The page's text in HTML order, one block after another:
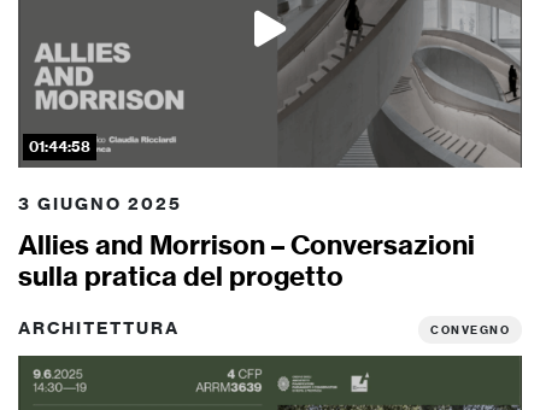
01:44:58
3 GIUGNO 2025
Allies and Morrison – Conversazioni
sulla pratica del progetto
ARCHITETTURA CONVEGNO